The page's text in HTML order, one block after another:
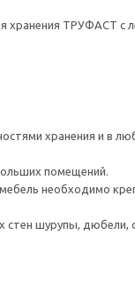
хранения ТРУФАСТ с
хранения и в
помещений.
необходимо
шурупы, дюбели,